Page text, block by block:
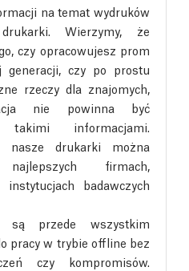
na temat wydruków
Wierzymy, że
czy opracowujesz prom
generacji, czy po prostu
rzeczy dla znajomych,
nie powinna być
takimi informacjami.
nasze drukarki można
firmach,
badawczych
są przede wszystkim
pracy w trybie offline bez
czy kompromisów.